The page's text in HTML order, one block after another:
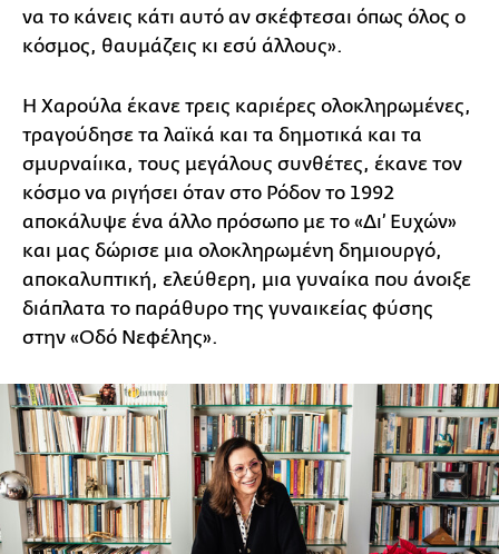
να το κάνεις κάτι αυτό αν σκέφτεσαι όπως όλος ο
κόσμος, θαυμάζεις κι εσύ άλλους».
Η Χαρούλα έκανε τρεις καριέρες ολοκληρωμένες,
τραγούδησε τα λαϊκά και τα δημοτικά και τα
σμυρναίικα, τους μεγάλους συνθέτες, έκανε τον
κόσμο να ριγήσει όταν στο Ρόδον το 1992
αποκάλυψε ένα άλλο πρόσωπο με το «Δι’ Ευχών»
και μας δώρισε μια ολοκληρωμένη δημιουργό,
αποκαλυπτική, ελεύθερη, μια γυναίκα που άνοιξε
διάπλατα το παράθυρο της γυναικείας φύσης
στην «Οδό Νεφέλης».